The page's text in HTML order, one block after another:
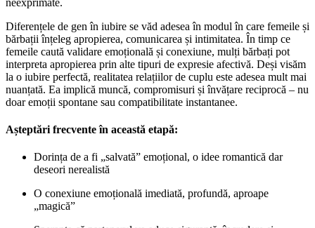
Diferențele de gen în iubire se văd adesea în modul în care femeile și
bărbații înțeleg apropierea, comunicarea și intimitatea. În timp ce
femeile caută validare emoțională și conexiune, mulți bărbați pot
interpreta apropierea prin alte tipuri de expresie afectivă. Deși visăm
la o iubire perfectă, realitatea relațiilor de cuplu este adesea mult mai
nuanțată. Ea implică muncă, compromisuri și învățare reciprocă – nu
doar emoții spontane sau compatibilitate instantanee.
Așteptări frecvente în această etapă:
Dorința de a fi „salvată” emoțional, o idee romantică dar
deseori nerealistă
O conexiune emoțională imediată, profundă, aproape
„magică”